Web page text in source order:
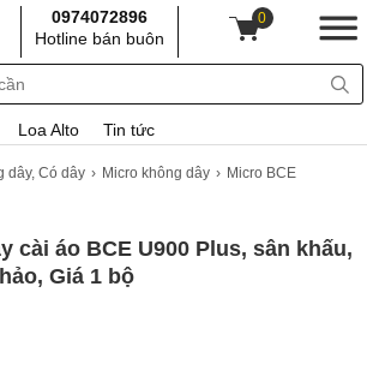
0974072896
Hotline bán buôn
0
Loa Alto Tin tức
dây, Có dây Micro không dây Micro BCE
cài áo BCE U900 Plus, sân khấu,
Giá 1 bộ